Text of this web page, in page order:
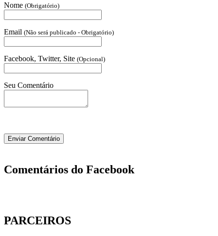
Nome (Obrigatório)
Email (Não será publicado - Obrigatório)
Facebook, Twitter, Site (Opcional)
Seu Comentário
Comentários do Facebook
PARCEIROS